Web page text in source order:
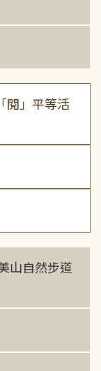
閱」平等活
山自然步道